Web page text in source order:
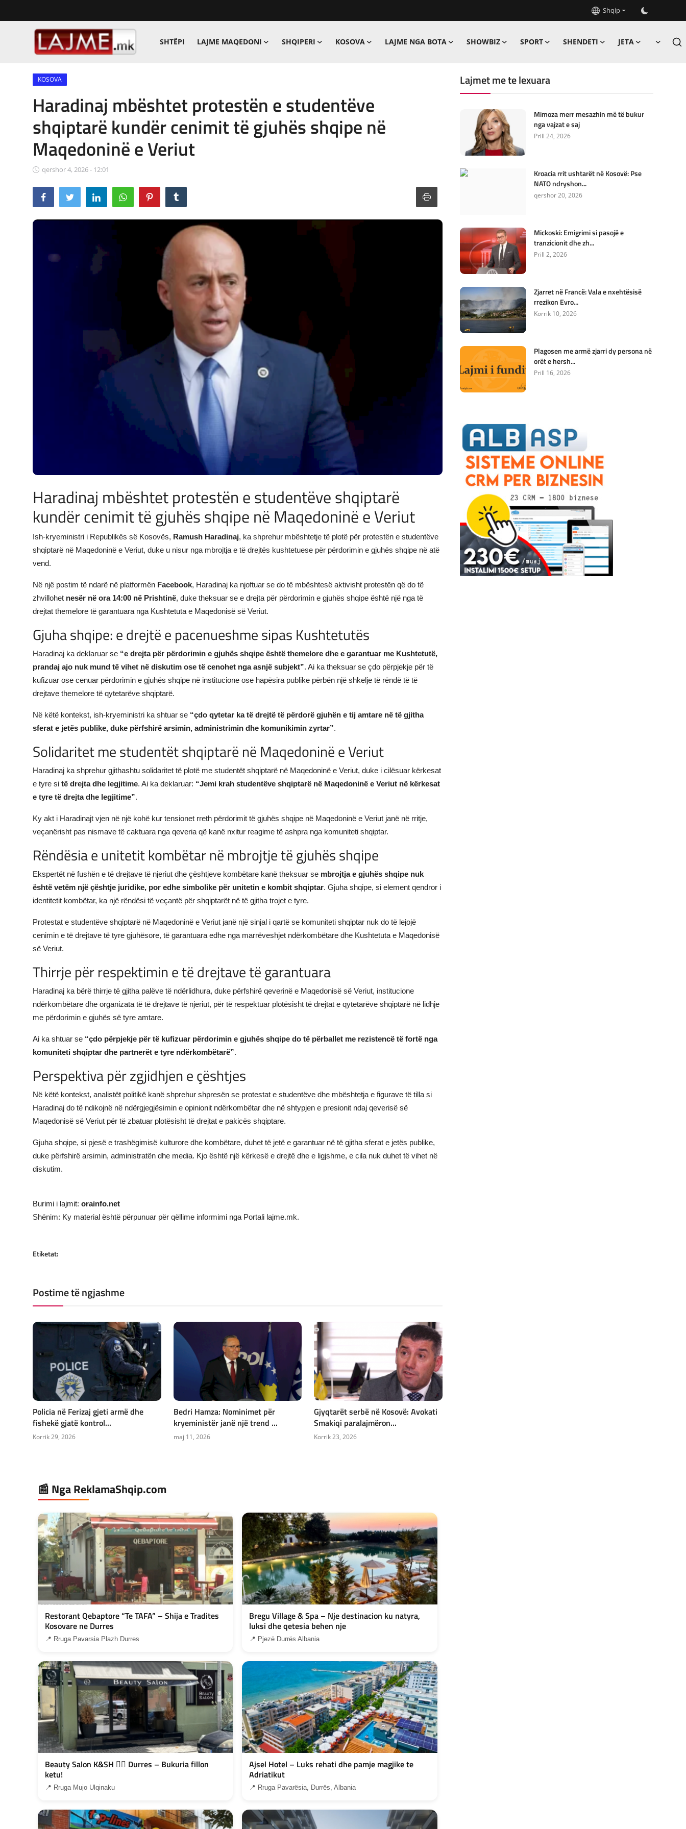
Shqip
SHTËPI LAJME MAQEDONI SHQIPERI KOSOVA LAJME NGA BOTA SHOWBIZ SPORT SHENDETI JETA
LAJME MAQEDONI
SHQIPERI
KOSOVA
LAJME NGA BOTA
SHOWBIZ
SHENDETI
KOSOVA
Haradinaj mbështet protestën e studentëve
shqiptarë kundër cenimit të gjuhës shqipe në
Maqedoninë e Veriut
qershor 4, 2026 - 12:01
Haradinaj mbështet protestën e studentëve shqiptarë
kundër cenimit të gjuhës shqipe në Maqedoninë e Veriut
Ish-kryeministri i Republikës së Kosovës, Ramush Haradinaj, ka shprehur mbështetje të plotë për protestën e studentëve
shqiptarë në Maqedoninë e Veriut, duke u nisur nga mbrojtja e të drejtës kushtetuese për përdorimin e gjuhës shqipe në atë
vend.
Në një postim të ndarë në platformën Facebook, Haradinaj ka njoftuar se do të mbështesë aktivisht protestën që do të
zhvillohet nesër në ora 14:00 në Prishtinë, duke theksuar se e drejta për përdorimin e gjuhës shqipe është një nga të
drejtat themelore të garantuara nga Kushtetuta e Maqedonisë së Veriut.
Gjuha shqipe: e drejtë e pacenueshme sipas Kushtetutës
Haradinaj ka deklaruar se “e drejta për përdorimin e gjuhës shqipe është themelore dhe e garantuar me Kushtetutë,
prandaj ajo nuk mund të vihet në diskutim ose të cenohet nga asnjë subjekt”. Ai ka theksuar se çdo përpjekje për të
kufizuar ose cenuar përdorimin e gjuhës shqipe në institucione ose hapësira publike përbën një shkelje të rëndë të të
drejtave themelore të qytetarëve shqiptarë.
Në këtë kontekst, ish-kryeministri ka shtuar se “çdo qytetar ka të drejtë të përdorë gjuhën e tij amtare në të gjitha
sferat e jetës publike, duke përfshirë arsimin, administrimin dhe komunikimin zyrtar”.
Solidaritet me studentët shqiptarë në Maqedoninë e Veriut
Haradinaj ka shprehur gjithashtu solidaritet të plotë me studentët shqiptarë në Maqedoninë e Veriut, duke i cilësuar kërkesat
e tyre si të drejta dhe legjitime. Ai ka deklaruar: “Jemi krah studentëve shqiptarë në Maqedoninë e Veriut në kërkesat
e tyre të drejta dhe legjitime”.
Ky akt i Haradinajt vjen në një kohë kur tensionet rreth përdorimit të gjuhës shqipe në Maqedoninë e Veriut janë në rritje,
veçanërisht pas nismave të caktuara nga qeveria që kanë nxitur reagime të ashpra nga komuniteti shqiptar.
Rëndësia e unitetit kombëtar në mbrojtje të gjuhës shqipe
Ekspertët në fushën e të drejtave të njeriut dhe çështjeve kombëtare kanë theksuar se mbrojtja e gjuhës shqipe nuk
është vetëm një çështje juridike, por edhe simbolike për unitetin e kombit shqiptar. Gjuha shqipe, si element qendror i
identitetit kombëtar, ka një rëndësi të veçantë për shqiptarët në të gjitha trojet e tyre.
Protestat e studentëve shqiptarë në Maqedoninë e Veriut janë një sinjal i qartë se komuniteti shqiptar nuk do të lejojë
cenimin e të drejtave të tyre gjuhësore, të garantuara edhe nga marrëveshjet ndërkombëtare dhe Kushtetuta e Maqedonisë
së Veriut.
Thirrje për respektimin e të drejtave të garantuara
Haradinaj ka bërë thirrje të gjitha palëve të ndërlidhura, duke përfshirë qeverinë e Maqedonisë së Veriut, institucione
ndërkombëtare dhe organizata të të drejtave të njeriut, për të respektuar plotësisht të drejtat e qytetarëve shqiptarë në lidhje
me përdorimin e gjuhës së tyre amtare.
Ai ka shtuar se “çdo përpjekje për të kufizuar përdorimin e gjuhës shqipe do të përballet me rezistencë të fortë nga
komuniteti shqiptar dhe partnerët e tyre ndërkombëtarë”.
Perspektiva për zgjidhjen e çështjes
Në këtë kontekst, analistët politikë kanë shprehur shpresën se protestat e studentëve dhe mbështetja e figurave të tilla si
Haradinaj do të ndikojnë në ndërgjegjësimin e opinionit ndërkombëtar dhe në shtypjen e presionit ndaj qeverisë së
Maqedonisë së Veriut për të zbatuar plotësisht të drejtat e pakicës shqiptare.
Gjuha shqipe, si pjesë e trashëgimisë kulturore dhe kombëtare, duhet të jetë e garantuar në të gjitha sferat e jetës publike,
duke përfshirë arsimin, administratën dhe media. Kjo është një kërkesë e drejtë dhe e ligjshme, e cila nuk duhet të vihet në
diskutim.
Burimi i lajmit: orainfo.net
Shënim: Ky material është përpunuar për qëllime informimi nga Portali lajme.mk.
Etiketat:
Postime të ngjashme
Policia në Ferizaj gjeti armë dhe
fishekë gjatë kontrol...
Korrik 29, 2026
Bedri Hamza: Nominimet për
kryeministër janë një trend ...
maj 11, 2026
Gjyqtarët serbë në Kosovë: Avokati
Smakiqi paralajmëron...
Korrik 23, 2026
📰 Nga ReklamaShqip.com
Restorant Qebaptore “Te TAFA” – Shija e Tradites
Kosovare ne Durres
📍 Rruga Pavarsia Plazh Durres
Bregu Village & Spa – Nje destinacion ku natyra,
luksi dhe qetesia behen nje
📍 Pjezë Durrës Albania
Beauty Salon K&SH 💇‍♀️ Durres – Bukuria fillon
ketu!
📍 Rruga Mujo Ulqinaku
Ajsel Hotel – Luks rehati dhe pamje magjike te
Adriatikut
📍 Rruga Pavarësia, Durrës, Albania
Lajmet me te lexuara
Mimoza merr mesazhin më të bukur
nga vajzat e saj
Prill 24, 2026
Kroacia rrit ushtarët në Kosovë: Pse
NATO ndryshon...
qershor 20, 2026
Mickoski: Emigrimi si pasojë e
tranzicionit dhe zh...
Prill 2, 2026
Zjarret në Francë: Vala e nxehtësisë
rrezikon Evro...
Korrik 10, 2026
Plagosen me armë zjarri dy persona në
orët e hersh...
Prill 16, 2026